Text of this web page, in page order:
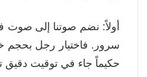
أولاً: نضم صوتنا إلى صوت
سرور. فاختيار رجل بحجم
حكيماً جاء في توقيت دقيق